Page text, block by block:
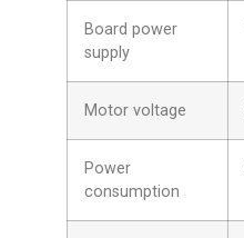
Board power
supply
Motor voltage
Power
consumption